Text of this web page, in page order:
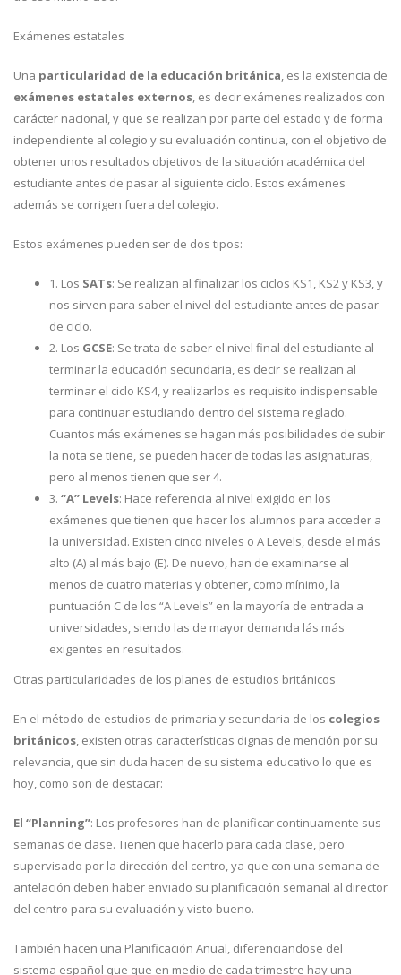
Exámenes estatales
Una particularidad de la educación británica, es la existencia de
exámenes estatales externos, es decir exámenes realizados con
carácter nacional, y que se realizan por parte del estado y de forma
independiente al colegio y su evaluación continua, con el objetivo de
obtener unos resultados objetivos de la situación académica del
estudiante antes de pasar al siguiente ciclo. Estos exámenes
además se corrigen fuera del colegio.
Estos exámenes pueden ser de dos tipos:
1. Los SATs: Se realizan al finalizar los ciclos KS1, KS2 y KS3, y
nos sirven para saber el nivel del estudiante antes de pasar
de ciclo.
2. Los GCSE: Se trata de saber el nivel final del estudiante al
terminar la educación secundaria, es decir se realizan al
terminar el ciclo KS4, y realizarlos es requisito indispensable
para continuar estudiando dentro del sistema reglado.
Cuantos más exámenes se hagan más posibilidades de subir
la nota se tiene, se pueden hacer de todas las asignaturas,
pero al menos tienen que ser 4.
3. “A” Levels: Hace referencia al nivel exigido en los
exámenes que tienen que hacer los alumnos para acceder a
la universidad. Existen cinco niveles o A Levels, desde el más
alto (A) al más bajo (E). De nuevo, han de examinarse al
menos de cuatro materias y obtener, como mínimo, la
puntuación C de los “A Levels” en la mayoría de entrada a
universidades, siendo las de mayor demanda lás más
exigentes en resultados.
Otras particularidades de los planes de estudios británicos
En el método de estudios de primaria y secundaria de los colegios
británicos, existen otras características dignas de mención por su
relevancia, que sin duda hacen de su sistema educativo lo que es
hoy, como son de destacar:
El “Planning”: Los profesores han de planificar continuamente sus
semanas de clase. Tienen que hacerlo para cada clase, pero
supervisado por la dirección del centro, ya que con una semana de
antelación deben haber enviado su planificación semanal al director
del centro para su evaluación y visto bueno.
También hacen una Planificación Anual, diferenciandose del
sistema español que que en medio de cada trimestre hay una